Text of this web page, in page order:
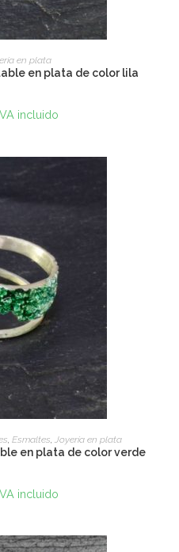
CART
en plata
en plata de color lila
incluido
CART
Esmaltes Joyería en plata
en plata de color verde
incluido